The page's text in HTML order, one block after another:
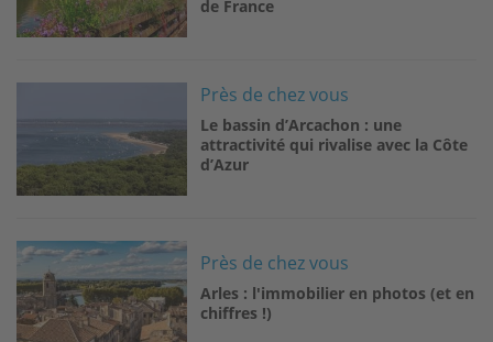
de France
Image Près de chez vous
Le bassin d’Arcachon : une
attractivité qui rivalise avec la Côte
d’Azur
Image
Près de chez vous
Arles : l'immobilier en photos (et en
chiffres !)